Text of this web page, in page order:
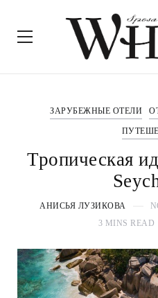
ЗАРУБЕЖНЫЕ ОТЕЛИ
Тропическая
АНИСЬЯ ЛУЗИКОВА
3 MINS READ